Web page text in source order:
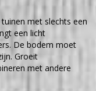
met slechts een
een licht
De bodem moet
Groeit
met andere